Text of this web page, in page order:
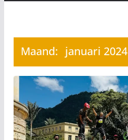
Maand: januari 2024